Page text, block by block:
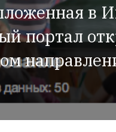
в
портал